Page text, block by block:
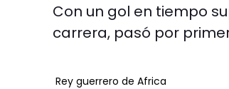
Con un gol en tiempo
carrera, pasó por
Rey guerrero de Africa